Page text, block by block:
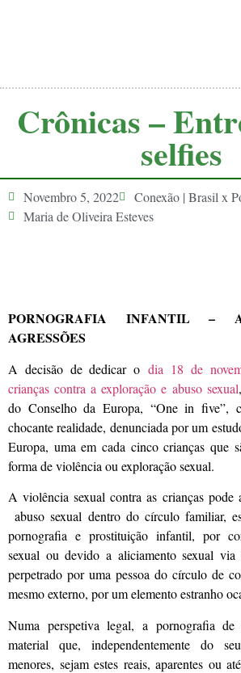
Crônicas –
selfies
Novembro 5, 2022
Conexão | Brasil x
Maria de Oliveira Esteves
PORNOGRAFIA INFANTIL –
AGRESSÕES
A decisão de dedicar odia 18 de
crianças contra a exploração e abuso sexual
do Conselho da Europa, “One in five”,
chocante realidade, denunciada por um
Europa, uma em cada cinco crianças que
forma de violência ou exploração sexual.
A violência sexual contra as crianças pode
abuso sexual dentro do círculo familiar,
pornografia e prostituição infantil, por
sexual ou devido a aliciamento sexual via
perpetrado por uma pessoa do círculo de
mesmo externo, por um elemento estranho
Numa perspetiva legal, a pornografia de
material que, independentemente do
menores, sejam estes reais, aparentes ou